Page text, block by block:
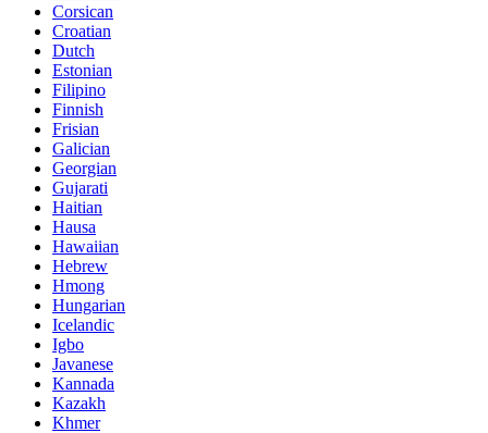
Corsican
Croatian
Dutch
Estonian
Filipino
Finnish
Frisian
Galician
Georgian
Gujarati
Haitian
Hausa
Hawaiian
Hebrew
Hmong
Hungarian
Icelandic
Igbo
Javanese
Kannada
Kazakh
Khmer